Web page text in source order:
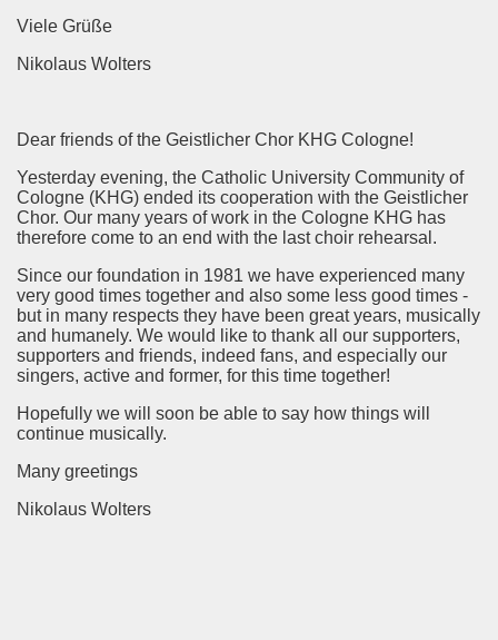
Viele Grüße
Nikolaus Wolters
Dear friends of the Geistlicher Chor KHG Cologne!
Yesterday evening, the Catholic University Community of
Cologne (KHG) ended its cooperation with the Geistlicher
Chor. Our many years of work in the Cologne KHG has
therefore come to an end with the last choir rehearsal.
Since our foundation in 1981 we have experienced many
very good times together and also some less good times -
but in many respects they have been great years, musically
and humanely. We would like to thank all our supporters,
supporters and friends, indeed fans, and especially our
singers, active and former, for this time together!
Hopefully we will soon be able to say how things will
continue musically.
Many greetings
Nikolaus Wolters